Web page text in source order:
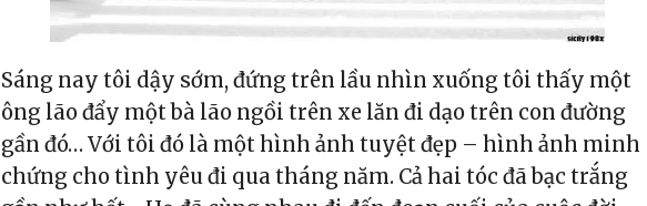
Sáng nay tôi dậy sớm, đứng trên lầu nhìn xuống tôi thấy một
ông lão đẩy một bà lão ngồi trên xe lăn đi dạo trên con đường
gần đó… Với tôi đó là một hình ảnh tuyệt đẹp – hình ảnh minh
chứng cho tình yêu đi qua tháng năm. Cả hai tóc đã bạc trắng